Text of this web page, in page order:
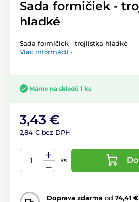
Sada formičiek -
hladké
Sada formičiek - trojlístka hladké
Viac informácií ›
Máme na skladě 1 ks
3,43 €
2,84 € bez DPH
ks
Doprava zdarma od 74,41 €